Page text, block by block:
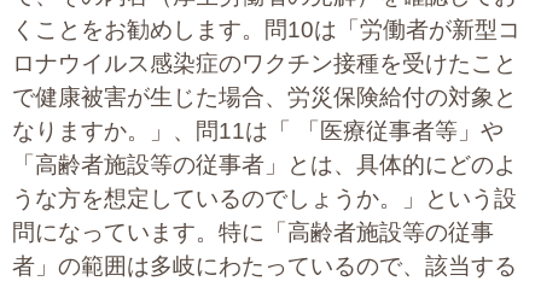
くことをお勧めします。問10は「労働者が新型コ
ロナウイルス感染症のワクチン接種を受けたこと
で健康被害が生じた場合、労災保険給付の対象と
なりますか。」、問11は「 「医療従事者等」や
「高齢者施設等の従事者」とは、具体的にどのよ
うな方を想定しているのでしょうか。」という設
問になっています。特に「高齢者施設等の従事
者」の範囲は多岐にわたっているので、該当する